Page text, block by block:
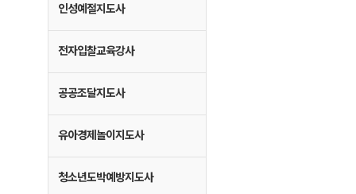
인성예절지도사
전자입찰교육강사
공공조달지도사
유아경제놀이지도사
청소년도박예방지도사